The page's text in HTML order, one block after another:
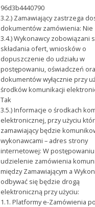
96d3b4440790
3.2.) Zamawiający zastrzega
dokumentów zamówienia: Nie
3.4.) Wykonawcy zobowiązani
składania ofert, wniosków o
dopuszczenie do udziału w
postępowaniu, oświadczeń
dokumentów wyłącznie przy
środków komunikacji
Tak
3.5.) Informacje o środkach
elektronicznej, przy użyciu
zamawiający będzie
wykonawcami – adres strony
internetowej: W
udzielenie zamówienia
między Zamawiającym a
odbywać się będzie drogą
elektroniczną przy użyciu:
1.1. Platformy e-Zamówienia